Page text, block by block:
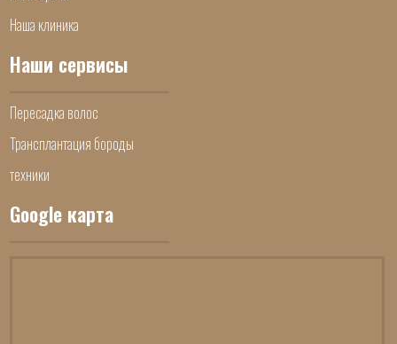
Наша клиника
Наши сервисы
Пересадка волос
Трансплантация бороды
техники
Google карта